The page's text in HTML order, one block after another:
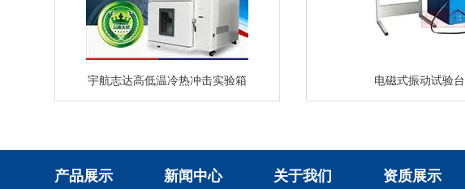
宇航志达高低温冷热冲击实验箱 电磁式振动试验台
产品展示 新闻中心 关于我们 资质展示